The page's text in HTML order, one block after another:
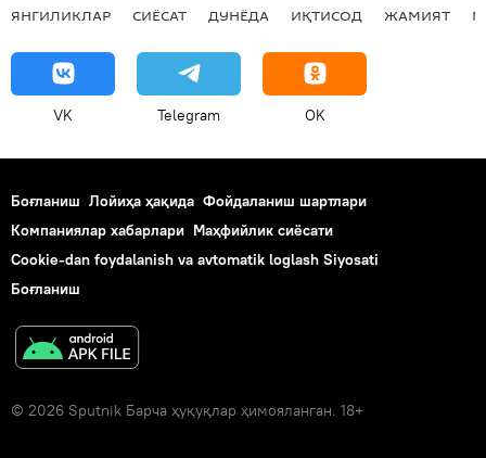
ЯНГИЛИКЛАР СИЁСАТ ДУНЁДА ИҚТИСОД ЖАМИЯТ
VK Telegram OK
Боғланиш Лойиҳа ҳақида Фойдаланиш шартлари
Компаниялар хабарлари Маҳфийлик сиёсати
Cookie-dan foydalanish va avtomatik loglash Siyosati
Боғланиш
© 2026 Sputnik Барча ҳуқуқлар ҳимояланган. 18+